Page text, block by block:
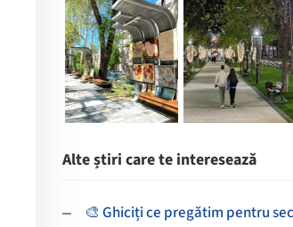
Alte știri care te interesează
🎨 Ghiciți ce pregătim pentru